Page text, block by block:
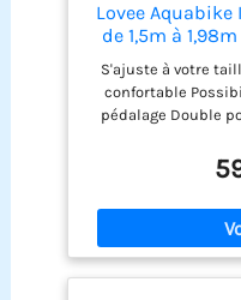
Lovee Aquabike
de 1,5m à
Possibilité
S'ajuste à votre
confortable
pédalage Double